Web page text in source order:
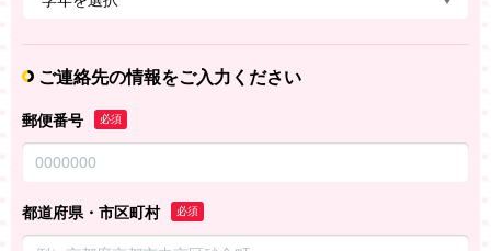
ご連絡先の情報をご入力ください
郵便番号 必須
都道府県・市区町村 必須